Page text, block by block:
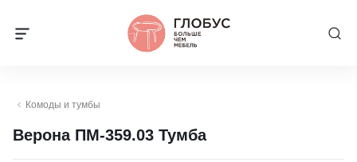
Комоды и тумбы
Верона ПМ-359.03 Тумба